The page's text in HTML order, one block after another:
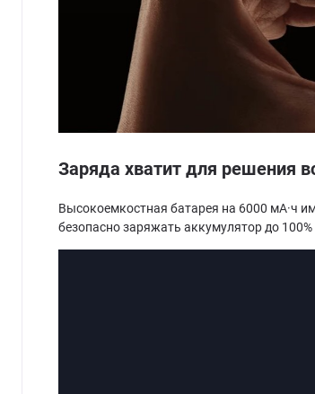
Заряда хватит для решения
Высокоемкостная батарея на 6000 мА·ч
безопасно заряжать аккумулятор до